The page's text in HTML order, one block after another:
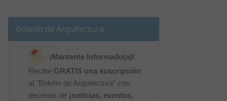
Boletín de Arquitectura
¡Mantente Informado(a)!
Recibe GRATIS una suscripción
al "Boletín de Arquitectura" con
decenas de ¡noticias, eventos,